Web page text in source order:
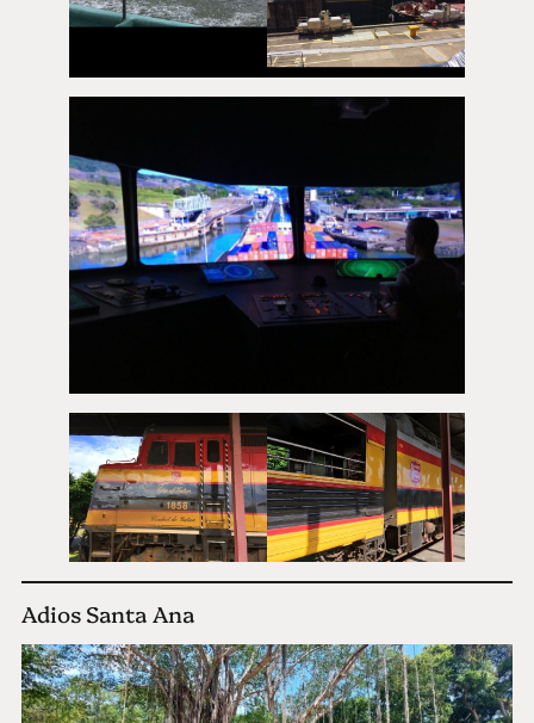
Adios Santa Ana